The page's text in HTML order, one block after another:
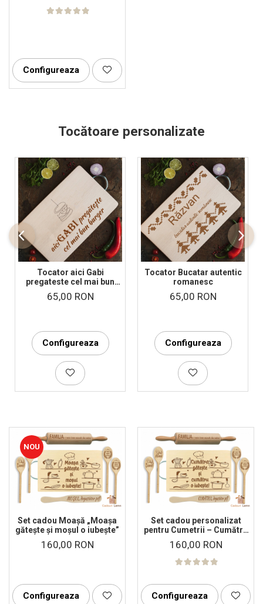
Configureaza
Tocătoare personalizate
Tocator aici Gabi
pregateste cel mai bun
burger
65,00 RON
Configureaza
Tocator Bucatar autentic
romanesc
65,00 RON
Configureaza
NOU
Set cadou Moașă „Moașa
gătește și moșul o iubește”
160,00 RON
Configureaza
Set cadou personalizat
pentru Cumetrii – Cumătra
gătește și cumătrul o
iubește!
160,00 RON
Configureaza